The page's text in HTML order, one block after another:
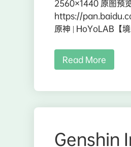
2560×1440 原图预
https://
原神 | HoYoLAB【
Read More
Genshin